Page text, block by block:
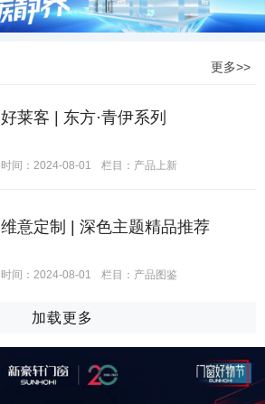
更多>>
好莱客 | 东方·青伊系列
时间：2024-08-01 栏目： 产品上新
维意定制 | 深色主题精品推荐
时间：2024-08-01 栏目： 产品图鉴
加载更多